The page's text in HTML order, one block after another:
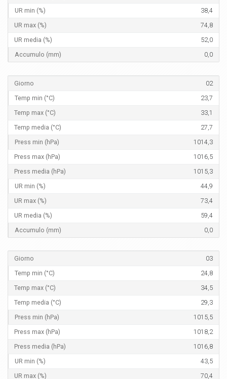
38,4
74,8
52,0
0,0
02
23,7
33,1
27,7
1014,3
1016,5
1015,3
44,9
73,4
59,4
0,0
03
24,8
34,5
29,3
1015,5
1018,2
1016,8
43,5
70,4